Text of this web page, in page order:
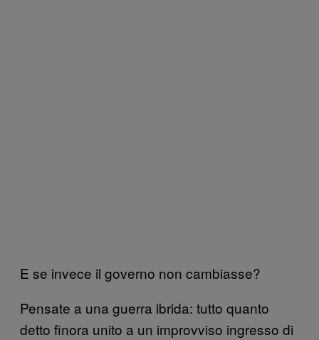
E se invece il governo non cambiasse?
Pensate a una guerra ibrida: tutto quanto
detto finora unito a un improvviso ingresso di